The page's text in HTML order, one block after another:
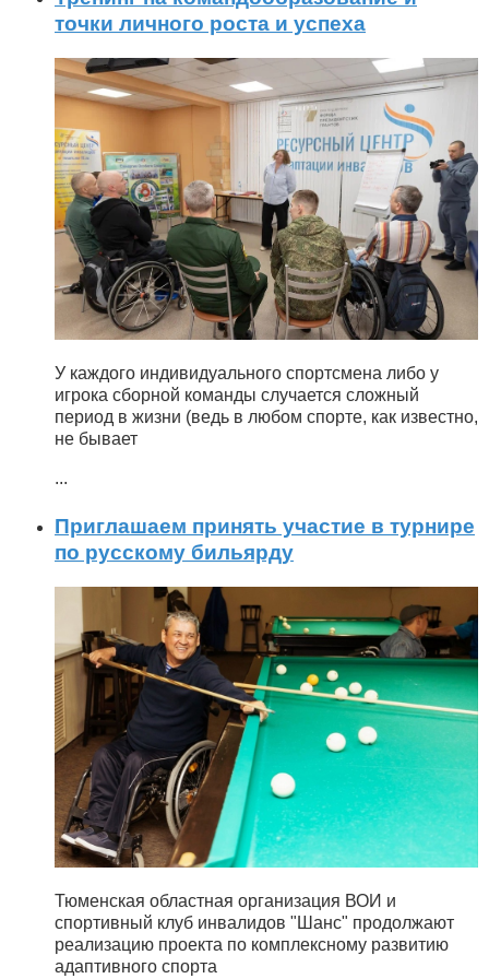
точки личного роста и успеха
У каждого индивидуального спортсмена либо у
игрока сборной команды случается сложный
период в жизни (ведь в любом спорте, как известно,
не бывает
...
Приглашаем принять участие в турнире
по русскому бильярду
Тюменская областная организация ВОИ и
спортивный клуб инвалидов "Шанс" продолжают
реализацию проекта по комплексному развитию
адаптивного спорта